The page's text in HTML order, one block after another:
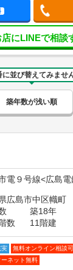
店にLINEで相談
に並び替えてみませ
築年数が浅い順
電９号線<広島
広島市中区幟町
築18年
数
11階建
実
無料オンライン相談可
ーネット無料